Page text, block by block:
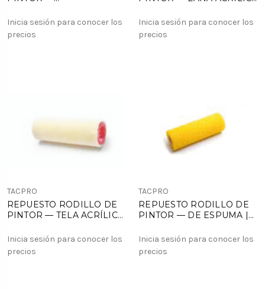
CERRADO
Inicia sesión para conocer los
precios
PELO LARGO | ENCASTRE
ESTILO AMERICANO
Inicia sesión para conocer los
precios
TACPRO
REPUESTO RODILLO DE
PINTOR — TELA ACRÍLICA
Inicia sesión para conocer los
precios
TACPRO
REPUESTO RODILLO DE
PINTOR — DE ESPUMA |
TEXTURADOS
Inicia sesión para conocer los
precios